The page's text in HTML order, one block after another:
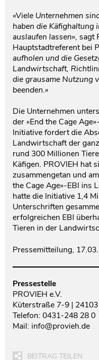
«Viele Unternehmen
haben die Käfighaltung
auslaufen lassen», sagt
Hauptstadtreferent bei
aufholen und die
Landwirtschaft,
die grausame Nutzung
beenden.»
Die Unternehmen
der «End the Cage
Initiative fordert die
Landwirtschaft der
rund 300 Millionen
Käfigen. PROVIEH hat
zusammengetan und
the Cage Age»-EBI ins
hatte die Initiative 1,4
Unterschriften
erfolgreichen EBI
Tieren in der
Pressemitteilung,
Pressestelle
PROVIEH e.V.
Küterstraße 7-9 |
Telefon: 0431-248 28 0
Mail: info@provieh.de
BEITRAG TEILEN